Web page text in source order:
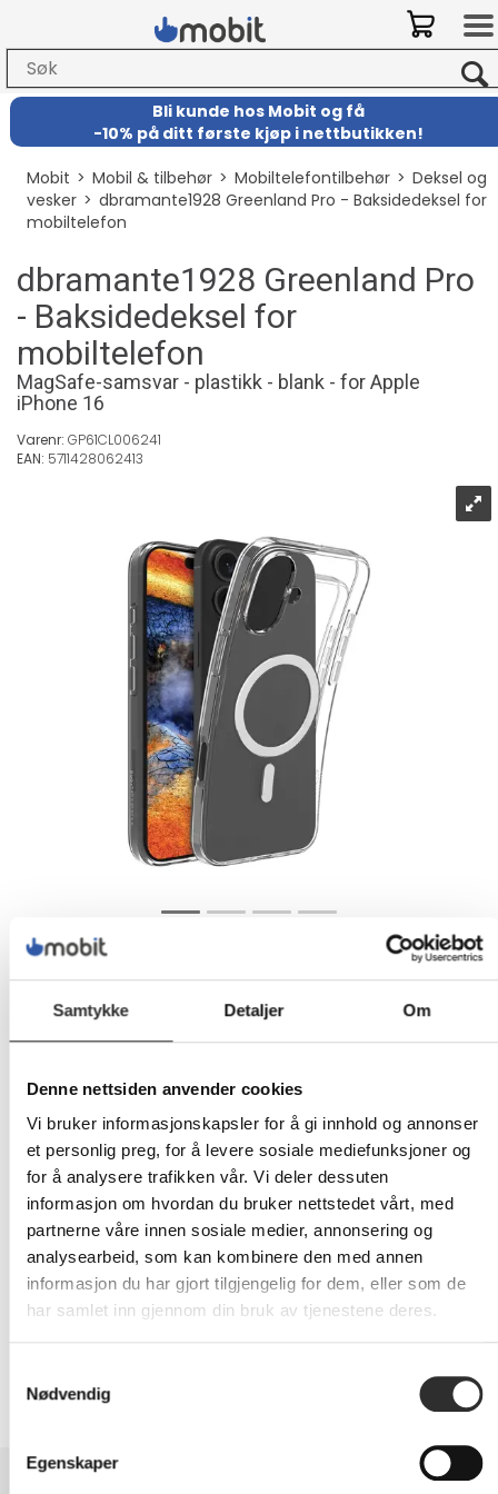
Samtykke Detaljer Om
Denne nettsiden anvender cookies
Vi bruker informasjonskapsler for å gi innhold og annonser
et personlig preg, for å levere sosiale mediefunksjoner og
for å analysere trafikken vår. Vi deler dessuten
informasjon om hvordan du bruker nettstedet vårt, med
partnerne våre innen sosiale medier, annonsering og
analysearbeid, som kan kombinere den med annen
informasjon du har gjort tilgjengelig for dem, eller som de
har samlet inn gjennom din bruk av tjenestene deres.
Nødvendig
Egenskaper
Bli kunde hos Mobit og få
-10% på ditt første kjøp i nettbutikken!
Mobit>Mobil & tilbehør>Mobiltelefontilbehør>Deksel og
vesker>dbramante1928 Greenland Pro - Baksidedeksel for
mobiltelefon
dbramante1928 Greenland Pro
- Baksidedeksel for
mobiltelefon
MagSafe-samsvar - plastikk - blank - for Apple
iPhone 16
Varenr: GP61CL006241
EAN: 5711428062413
199,-
Eks mva
- +
LEGG I HANDLEVOGN
Nettlager: Ikke på lager (estimert15dager)
BESKRIVELSE